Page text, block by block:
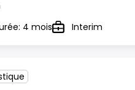
4 moisTypeInterim